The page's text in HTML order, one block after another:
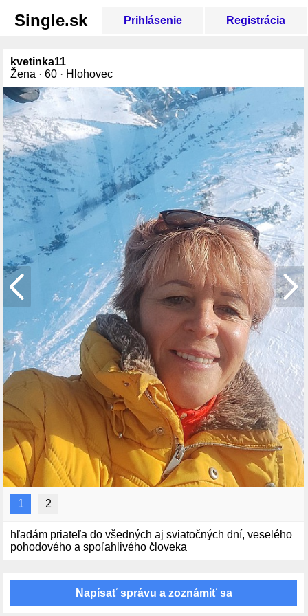
Single.sk Prihlásenie Registrácia
kvetinka11
Žena · 60 · Hlohovec
1 2
hľadám priateľa do všedných aj sviatočných dní, veselého
pohodového a spoľahlivého človeka
Napísať správu a zoznámiť sa